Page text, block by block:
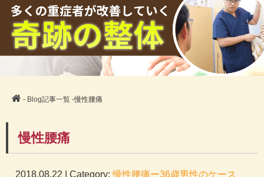
- Blog記事一覧 -慢性腰痛
慢性腰痛
2018.08.22 | Category:慢性腰痛ー36歳男性のケース